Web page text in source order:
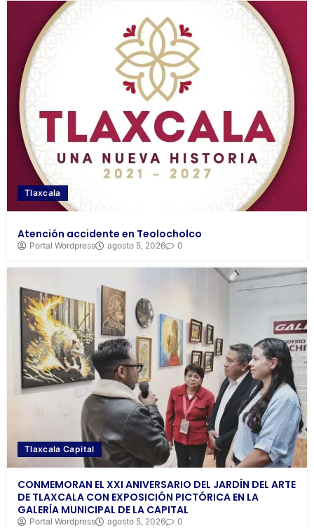
Tlaxcala
Atención accidente en Teolocholco
Portal Wordpress agosto 5, 2026 0
Tlaxcala Capital
CONMEMORAN EL XXI ANIVERSARIO DEL JARDÍN DEL ARTE
DE TLAXCALA CON EXPOSICIÓN PICTÓRICA EN LA
GALERÍA MUNICIPAL DE LA CAPITAL
Portal Wordpress agosto 5, 2026 0